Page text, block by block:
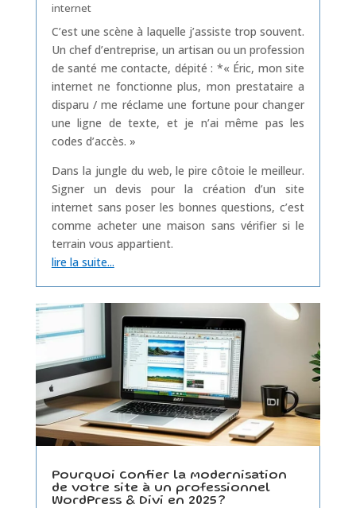
internet
C’est une scène à laquelle j’assiste trop souvent.
Un chef d’entreprise, un artisan ou un profession
de santé me contacte, dépité : *« Éric, mon site
internet ne fonctionne plus, mon prestataire a
disparu / me réclame une fortune pour changer
une ligne de texte, et je n’ai même pas les
codes d’accès. »
Dans la jungle du web, le pire côtoie le meilleur.
Signer un devis pour la création d’un site
internet sans poser les bonnes questions, c’est
comme acheter une maison sans vérifier si le
terrain vous appartient.
lire la suite...
Pourquoi confier la modernisation
de votre site à un professionnel
WordPress & Divi en 2025 ?